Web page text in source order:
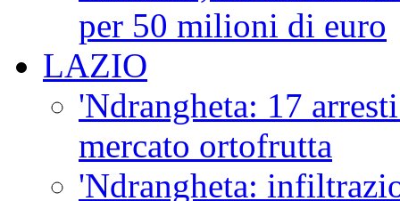
per 50 milioni di euro
LAZIO
'Ndrangheta: 17
mercato ortofrutta
'Ndrangheta: